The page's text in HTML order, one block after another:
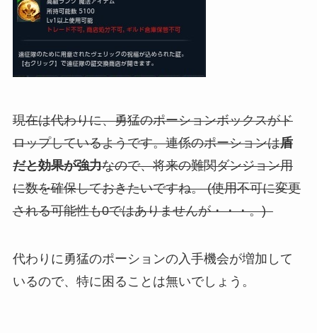
現在は代わりに、勇猛のポーションボックスがド
ロップしているようです。連係のポーションは盾
だと効果が強力なので、将来の難関ダンジョン用
に数を確保しておきたいですね。 (使用不可に変更
される可能性も0ではありませんが・・・。)
代わりに勇猛のポーションの入手機会が増加して
いるので、特に困ることは無いでしょう。